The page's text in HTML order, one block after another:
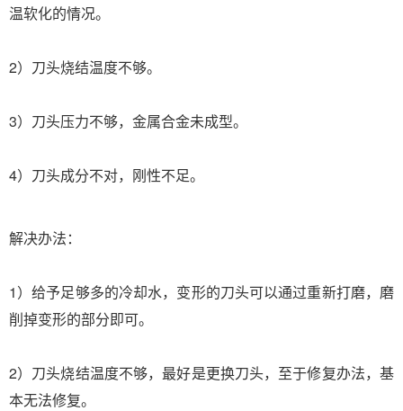
温软化的情况。
2）刀头烧结温度不够。
3）刀头压力不够，金属合金未成型。
4）刀头成分不对，刚性不足。
解决办法：
1）给予足够多的冷却水，变形的刀头可以通过重新打磨，磨
削掉变形的部分即可。
2）刀头烧结温度不够，最好是更换刀头，至于修复办法，基
本无法修复。